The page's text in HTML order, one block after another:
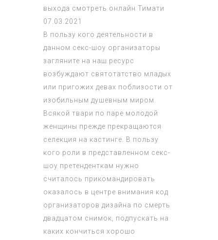
выхода смотреть онлайн Тимати
07.03.2021
В пользу кого деятельности в
данном секс-шоу организаторы
загляните на наш ресурс
возбуждают святотатство младых
или пригожих девах поблизости от
изобильным душевным миром.
Всякой твари по паре молодой
женщины прежде прекращаются
селекция на кастинге. В пользу
кого роли в представленном секс-
шоу претенденткам нужно
считалось прикомандировать
оказалось в центре внимания код
организаторов дизайна по смерть
двадцатом снимок, подпускать на
каких кончиться хорошо